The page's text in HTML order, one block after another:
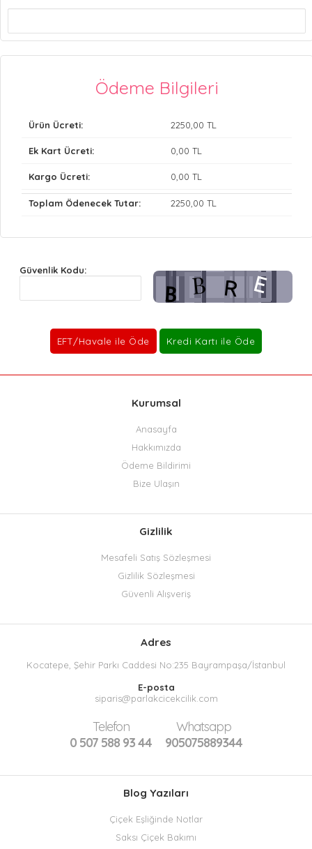
Ödeme Bilgileri
Ürün Ücreti: 2250 ,00 TL
Ek Kart Ücreti: 0 ,00 TL
Kargo Ücreti: 0 ,00 TL
Toplam Ödenecek Tutar: 2250 ,00 TL
Güvenlik Kodu:
Kurumsal
Anasayfa
Hakkımızda
Ödeme Bildirimi
Bize Ulaşın
Gizlilik
Mesafeli Satış Sözleşmesi
Gizlilik Sözleşmesi
Güvenli Alışveriş
Adres
Kocatepe, Şehir Parkı Caddesi No:235 Bayrampaşa/İstanbul
E-posta
siparis@parlakcicekcilik.com
Telefon
0 507 588 93 44
Whatsapp
905075889344
Blog Yazıları
Çiçek Eşliğinde Notlar
Saksı Çiçek Bakımı